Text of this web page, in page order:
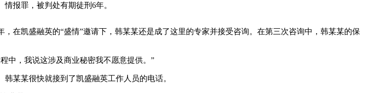
报罪，被判处有期徒刑6年。
凯盛融英的“盛情”邀请下，韩某某还是成了这里的专家并接受咨询。在第三次咨询中，韩某某的保
，我说这涉及商业秘密我不愿意提供。”
某某很快就接到了凯盛融英工作人员的电话。